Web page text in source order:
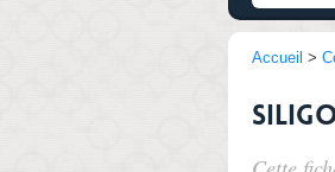
Accueil >